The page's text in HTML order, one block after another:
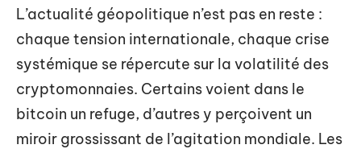
L’actualité géopolitique n’est pas en reste :
chaque tension internationale, chaque crise
systémique se répercute sur la volatilité des
cryptomonnaies. Certains voient dans le
bitcoin un refuge, d’autres y perçoivent un
miroir grossissant de l’agitation mondiale. Les